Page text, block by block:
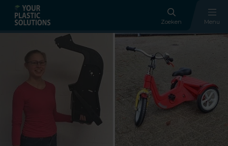
Zoeken Menu